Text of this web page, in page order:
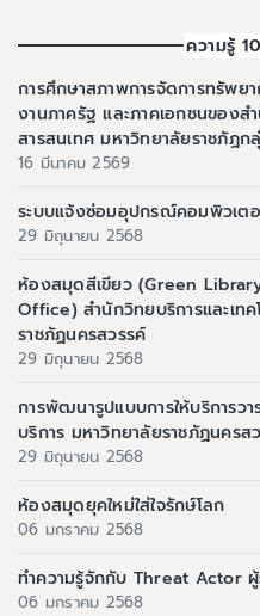
ความรู้
การศึกษาสภาพการจัดการทรัพย
งานภาครัฐ และภาคเอกชนของส
สารสนเทศ มหาวิทยาลัยราชภัฏก
16 มีนาคม 2569
ระบบแจ้งซ่อมอุปกรณ์คอมพิวเต
29 มิถุนายน 2568
ห้องสมุดสีเขียว (Green
Office) สำนักวิทยบริการและเท
ราชภัฏนครสวรรค์
29 มิถุนายน 2568
การพัฒนารูปแบบการให้บริการว
บริการ มหาวิทยาลัยราชภัฏนครส
29 มิถุนายน 2568
ห้องสมุดยุคใหม่ใส่ใจรักษ์โลก
06 มกราคม 2568
ทำความรู้จักกับ Threat Actor ผู้
06 มกราคม 2568